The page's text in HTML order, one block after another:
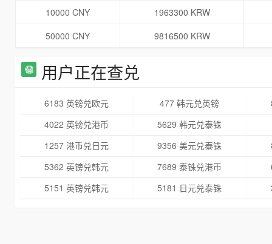
10000 CNY
1963300 KRW
50000 CNY
9816500 KRW
用户正在查兑
6183 英镑兑欧元 477 韩元兑英镑
4022 英镑兑港币
5629 韩元兑泰铢
1257 港币兑日元
9356 美元兑泰铢
5362 英镑兑韩元
7689 泰铢兑港币
5151 英镑兑韩元
5181 日元兑泰铢